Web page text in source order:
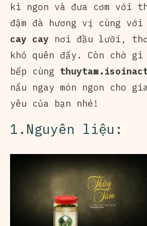
kì ngon và đưa cơm với
đậm đà hương vị cùng với
cay cay nơi đầu lưỡi,
khó quên đấy. Còn chờ gì
bếp cùng
nấu ngay món ngon cho
yêu của bạn nhé!
1.Nguyên liệu: